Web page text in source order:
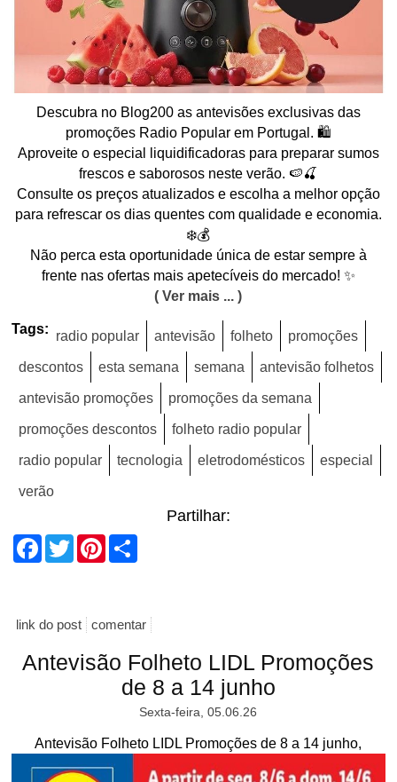
Descubra no Blog200 as antevisões exclusivas das
promoções Radio Popular em Portugal. 🛍️
Aproveite o especial liquidificadoras para preparar sumos
frescos e saborosos neste verão. 🍉🍒
Consulte os preços atualizados e escolha a melhor opção
para refrescar os dias quentes com qualidade e economia.
❄️💰
Não perca esta oportunidade única de estar sempre à
frente nas ofertas mais apetecíveis do mercado! ✨
( Ver mais ... )
Tags: radio popular antevisão folheto promoções
descontos esta semana semana antevisão folhetos
antevisão promoções promoções da semana
promoções descontos folheto radio popular
radio popular tecnologia eletrodomésticos especial
verão
Partilhar:
Facebook
TwitterPinterest
link do post comentar
Antevisão Folheto LIDL Promoções
de 8 a 14 junho
Sexta-feira, 05.06.26
Antevisão Folheto LIDL Promoções de 8 a 14 junho,